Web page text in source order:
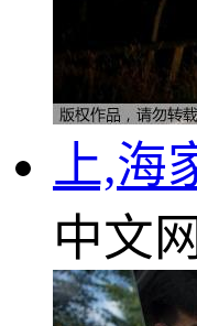
上,海
中文网